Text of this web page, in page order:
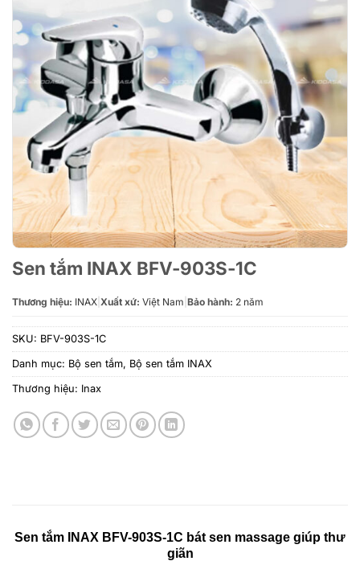
Sen tắm INAX BFV-903S-1C
Thương hiệu: INAX Xuất xứ: Việt Nam Bảo hành: 2 năm
SKU: BFV-903S-1C
Danh mục: Bộ sen tắm, Bộ sen tắm INAX
Thương hiệu: Inax
Sen tắm INAX BFV-903S-1C bát sen massage giúp thư
giãn